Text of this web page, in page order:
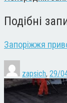
Подібні
Запоріжжя
zapsich, 29/